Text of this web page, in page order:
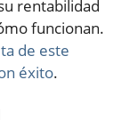
rentabilidad
funcionan.
de este
éxito.